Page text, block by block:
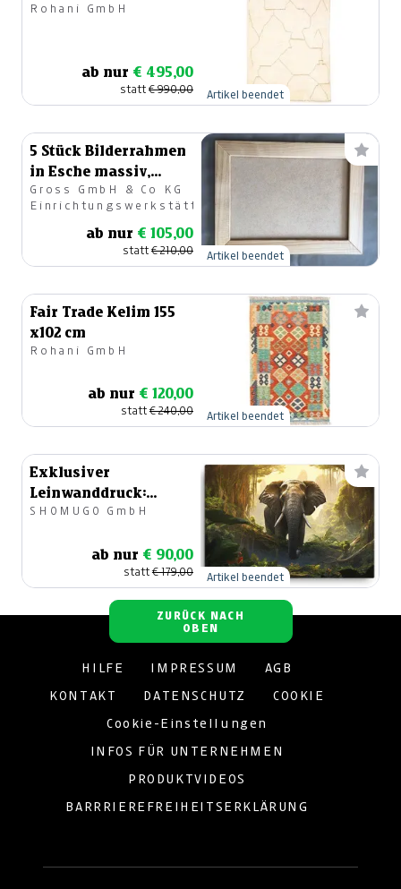
Rohani GmbH
ab nur € 495,00
statt€ 990,00 Artikel beendet
5 Stück Bilderrahmen
in Esche massiv,
Format A3
Gross GmbH & Co KG
Einrichtungswerkstätte
ab nur € 105,00
statt€ 210,00 Artikel beendet
Fair Trade Kelim 155
x102 cm
Rohani GmbH
ab nur € 120,00
statt€ 240,00 Artikel beendet
Exklusiver
Leinwanddruck:
"Majestätische
SHOMUGO GmbH
ab nur € 90,00
statt€ 179,00 Artikel beendet
ZURÜCK NACH
OBEN
HILFE IMPRESSUM AGB
KONTAKT DATENSCHUTZ COOKIE
Cookie-Einstellungen
INFOS FÜR UNTERNEHMEN
PRODUKTVIDEOS
BARRRIEREFREIHEITSERKLÄRUNG